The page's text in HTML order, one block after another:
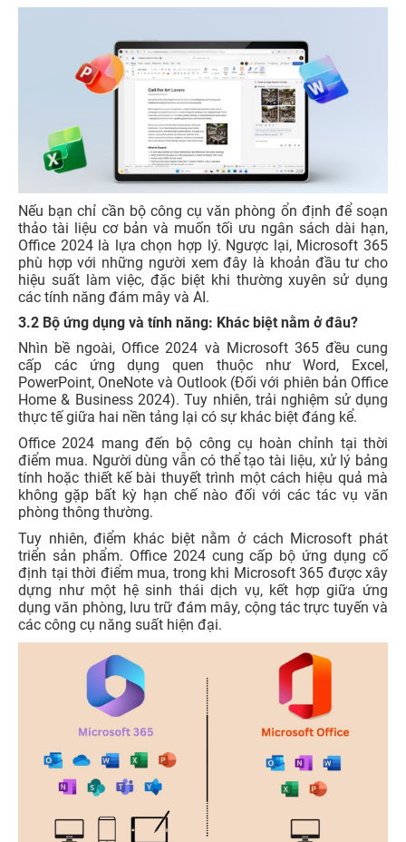
Nếu bạn chỉ cần bộ công cụ văn phòng ổn định để soạn
thảo tài liệu cơ bản và muốn tối ưu ngân sách dài hạn,
Office 2024 là lựa chọn hợp lý. Ngược lại, Microsoft 365
phù hợp với những người xem đây là khoản đầu tư cho
hiệu suất làm việc, đặc biệt khi thường xuyên sử dụng
các tính năng đám mây và AI.
3.2 Bộ ứng dụng và tính năng: Khác biệt nằm ở đâu?
Nhìn bề ngoài, Office 2024 và Microsoft 365 đều cung
cấp các ứng dụng quen thuộc như Word, Excel,
PowerPoint, OneNote và Outlook (Đối với phiên bản Office
Home & Business 2024). Tuy nhiên, trải nghiệm sử dụng
thực tế giữa hai nền tảng lại có sự khác biệt đáng kể.
Office 2024 mang đến bộ công cụ hoàn chỉnh tại thời
điểm mua. Người dùng vẫn có thể tạo tài liệu, xử lý bảng
tính hoặc thiết kế bài thuyết trình một cách hiệu quả mà
không gặp bất kỳ hạn chế nào đối với các tác vụ văn
phòng thông thường.
Tuy nhiên, điểm khác biệt nằm ở cách Microsoft phát
triển sản phẩm. Office 2024 cung cấp bộ ứng dụng cố
định tại thời điểm mua, trong khi Microsoft 365 được xây
dựng như một hệ sinh thái dịch vụ, kết hợp giữa ứng
dụng văn phòng, lưu trữ đám mây, cộng tác trực tuyến và
các công cụ năng suất hiện đại.